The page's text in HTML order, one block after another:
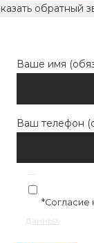
обратный
Ваше имя
Ваш телефон
*Согласие
данных